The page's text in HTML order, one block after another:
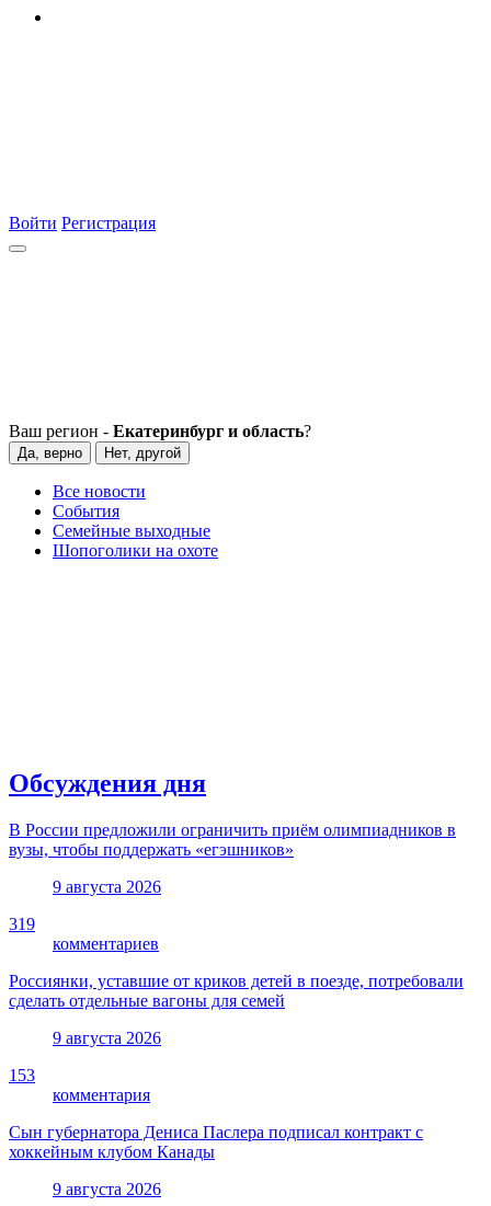
Войти Регистрация
Ваш регион - Екатеринбург и область?
Да, верно Нет, другой
Все новости
События
Семейные выходные
Шопоголики на охоте
Обсуждения дня
В России предложили ограничить приём олимпиадников в
вузы, чтобы поддержать «егэшников»
9 августа 2026
319
комментариев
Россиянки, уставшие от криков детей в поезде, потребовали
сделать отдельные вагоны для семей
9 августа 2026
153
комментария
Сын губернатора Дениса Паслера подписал контракт с
хоккейным клубом Канады
9 августа 2026